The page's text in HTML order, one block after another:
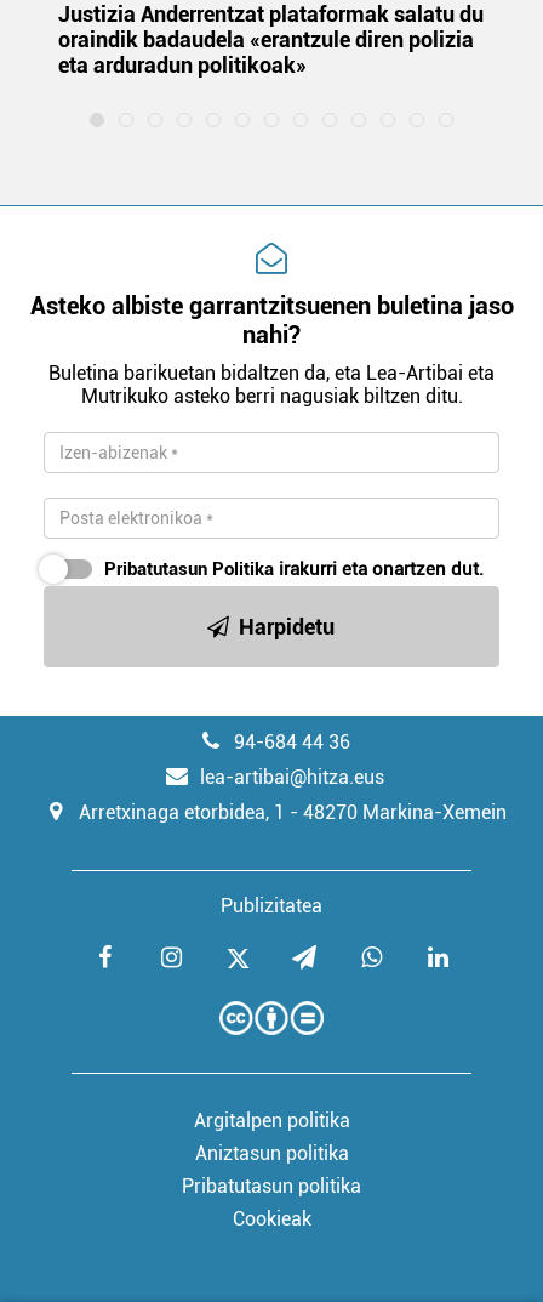
Justizia Anderrentzat plataformak salatu du
oraindik badaudela «erantzule diren polizia
eta arduradun politikoak»
Asteko albiste garrantzitsuenen buletina jaso
nahi?
Buletina barikuetan bidaltzen da, eta Lea-Artibai eta
Mutrikuko asteko berri nagusiak biltzen ditu.
Pribatutasun Politika irakurri eta onartzen dut.
Harpidetu
94-684 44 36
lea-artibai@hitza.eus
Arretxinaga etorbidea, 1 - 48270 Markina-Xemein
Publizitatea
Argitalpen politika
Aniztasun politika
Pribatutasun politika
Cookieak